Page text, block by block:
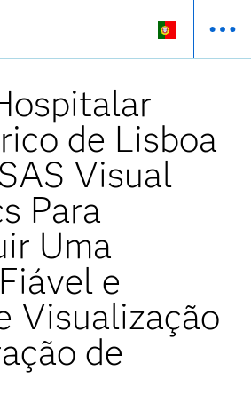
de Lisboa
Visual
Para
Uma
e
Visualização
de